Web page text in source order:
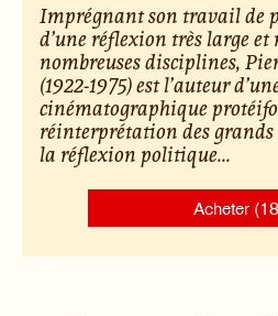
Imprégnant son travail de
d’une réflexion très large
nombreuses disciplines,
(1922-1975) est l’auteur
cinématographique
réinterprétation des grands
la réflexion politique...
Acheter